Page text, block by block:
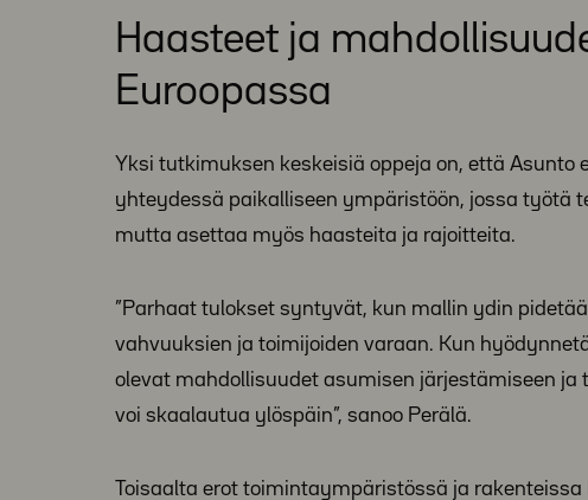
Haasteet ja
Euroopassa
Yksi tutkimuksen keskeisiä oppeja on, että
yhteydessä paikalliseen ympäristöön, jossa työtä
mutta asettaa myös haasteita ja rajoitteita.
”Parhaat tulokset syntyvät, kun mallin ydin
vahvuuksien ja toimijoiden varaan. Kun
olevat mahdollisuudet asumisen järjestämiseen
voi skaalautua ylöspäin”, sanoo Perälä.
Toisaalta erot toimintaympäristössä ja